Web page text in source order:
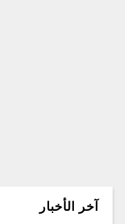
آخر الأخبار